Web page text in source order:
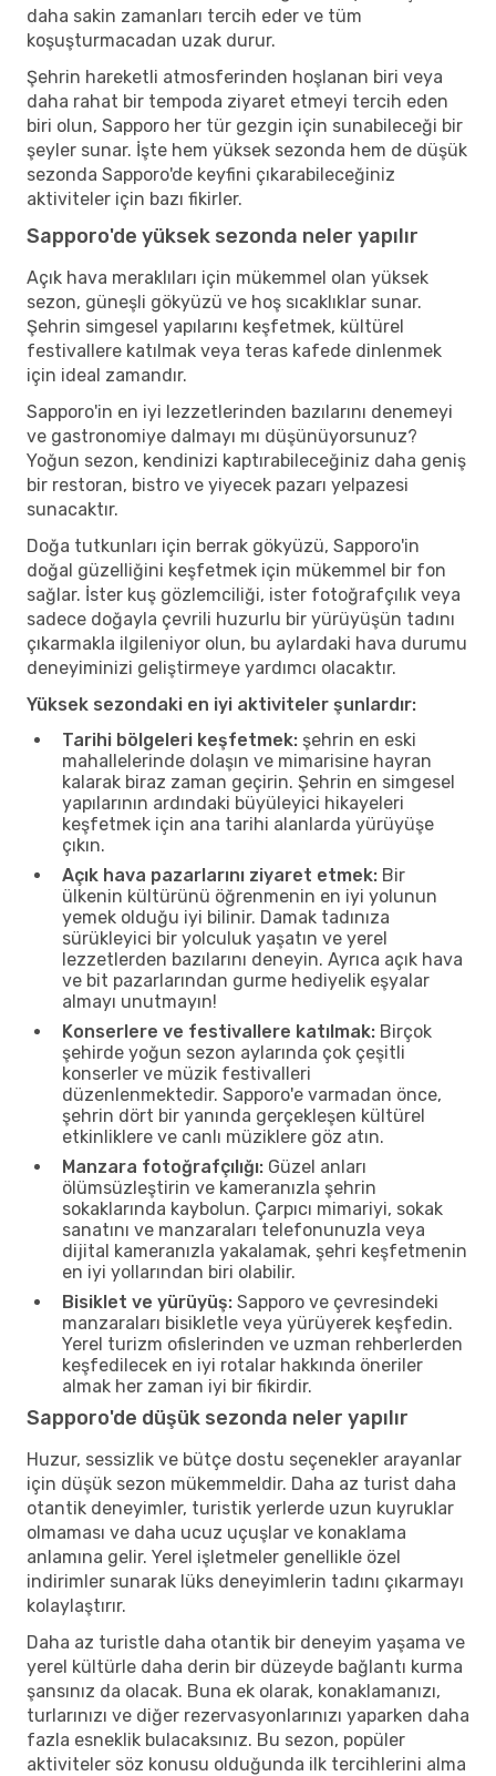
daha sakin zamanları tercih eder ve tüm
koşuşturmacadan uzak durur.
Şehrin hareketli atmosferinden hoşlanan biri veya
daha rahat bir tempoda ziyaret etmeyi tercih eden
biri olun, Sapporo her tür gezgin için sunabileceği bir
şeyler sunar. İşte hem yüksek sezonda hem de düşük
sezonda Sapporo'de keyfini çıkarabileceğiniz
aktiviteler için bazı fikirler.
Sapporo'de yüksek sezonda neler yapılır
Açık hava meraklıları için mükemmel olan yüksek
sezon, güneşli gökyüzü ve hoş sıcaklıklar sunar.
Şehrin simgesel yapılarını keşfetmek, kültürel
festivallere katılmak veya teras kafede dinlenmek
için ideal zamandır.
Sapporo'in en iyi lezzetlerinden bazılarını denemeyi
ve gastronomiye dalmayı mı düşünüyorsunuz?
Yoğun sezon, kendinizi kaptırabileceğiniz daha geniş
bir restoran, bistro ve yiyecek pazarı yelpazesi
sunacaktır.
Doğa tutkunları için berrak gökyüzü, Sapporo'in
doğal güzelliğini keşfetmek için mükemmel bir fon
sağlar. İster kuş gözlemciliği, ister fotoğrafçılık veya
sadece doğayla çevrili huzurlu bir yürüyüşün tadını
çıkarmakla ilgileniyor olun, bu aylardaki hava durumu
deneyiminizi geliştirmeye yardımcı olacaktır.
Yüksek sezondaki en iyi aktiviteler şunlardır:
Tarihi bölgeleri keşfetmek: şehrin en eski
mahallelerinde dolaşın ve mimarisine hayran
kalarak biraz zaman geçirin. Şehrin en simgesel
yapılarının ardındaki büyüleyici hikayeleri
keşfetmek için ana tarihi alanlarda yürüyüşe
çıkın.
Açık hava pazarlarını ziyaret etmek: Bir
ülkenin kültürünü öğrenmenin en iyi yolunun
yemek olduğu iyi bilinir. Damak tadınıza
sürükleyici bir yolculuk yaşatın ve yerel
lezzetlerden bazılarını deneyin. Ayrıca açık hava
ve bit pazarlarından gurme hediyelik eşyalar
almayı unutmayın!
Konserlere ve festivallere katılmak: Birçok
şehirde yoğun sezon aylarında çok çeşitli
konserler ve müzik festivalleri
düzenlenmektedir. Sapporo'e varmadan önce,
şehrin dört bir yanında gerçekleşen kültürel
etkinliklere ve canlı müziklere göz atın.
Manzara fotoğrafçılığı: Güzel anları
ölümsüzleştirin ve kameranızla şehrin
sokaklarında kaybolun. Çarpıcı mimariyi, sokak
sanatını ve manzaraları telefonunuzla veya
dijital kameranızla yakalamak, şehri keşfetmenin
en iyi yollarından biri olabilir.
Bisiklet ve yürüyüş: Sapporo ve çevresindeki
manzaraları bisikletle veya yürüyerek keşfedin.
Yerel turizm ofislerinden ve uzman rehberlerden
keşfedilecek en iyi rotalar hakkında öneriler
almak her zaman iyi bir fikirdir.
Sapporo'de düşük sezonda neler yapılır
Huzur, sessizlik ve bütçe dostu seçenekler arayanlar
için düşük sezon mükemmeldir. Daha az turist daha
otantik deneyimler, turistik yerlerde uzun kuyruklar
olmaması ve daha ucuz uçuşlar ve konaklama
anlamına gelir. Yerel işletmeler genellikle özel
indirimler sunarak lüks deneyimlerin tadını çıkarmayı
kolaylaştırır.
Daha az turistle daha otantik bir deneyim yaşama ve
yerel kültürle daha derin bir düzeyde bağlantı kurma
şansınız da olacak. Buna ek olarak, konaklamanızı,
turlarınızı ve diğer rezervasyonlarınızı yaparken daha
fazla esneklik bulacaksınız. Bu sezon, popüler
aktiviteler söz konusu olduğunda ilk tercihlerini alma